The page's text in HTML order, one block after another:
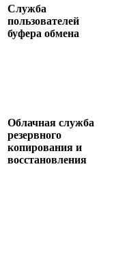
Служба
пользователей
буфера обмена
Облачная служба
резервного
копирования и
восстановления